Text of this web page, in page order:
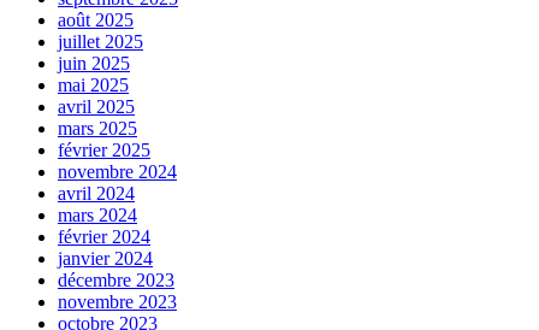
août 2025
juillet 2025
juin 2025
mai 2025
avril 2025
mars 2025
février 2025
novembre 2024
avril 2024
mars 2024
février 2024
janvier 2024
décembre 2023
novembre 2023
octobre 2023